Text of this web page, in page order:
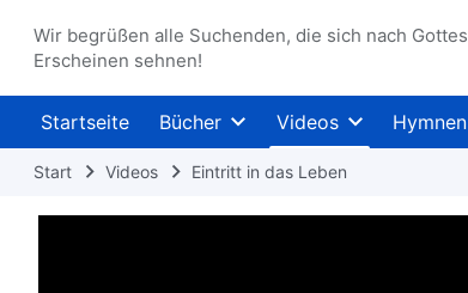
Wir begrüßen alle Suchenden, die sich nach Gottes
Erscheinen sehnen!
Startseite Bücher Videos Hymnen
Start Videos Eintritt in das Leben